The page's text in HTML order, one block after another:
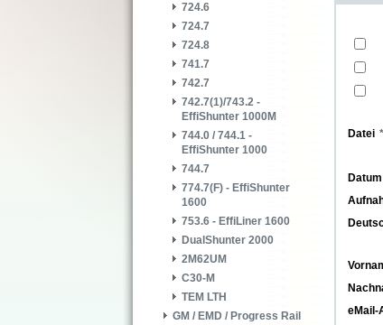
724.6
724.7
724.8
741.7
742.7
742.7(1)/743.2 -
EffiShunter 1000M
744.0 / 744.1 -
EffiShunter 1000
744.7
774.7(F) - EffiShunter
1600
753.6 - EffiLiner 1600
DualShunter 2000
2M62UM
C30-M
TEM LTH
GM / EMD / Progress Rail
Datei
Datum
eMail-